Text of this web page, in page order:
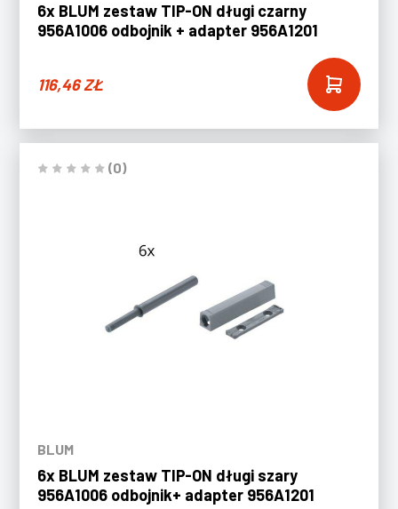
6x BLUM zestaw TIP-ON długi czarny
956A1006 odbojnik + adapter 956A1201
116,46ZŁ
(0)
BLUM
6x BLUM zestaw TIP-ON długi szary
956A1006 odbojnik+ adapter 956A1201